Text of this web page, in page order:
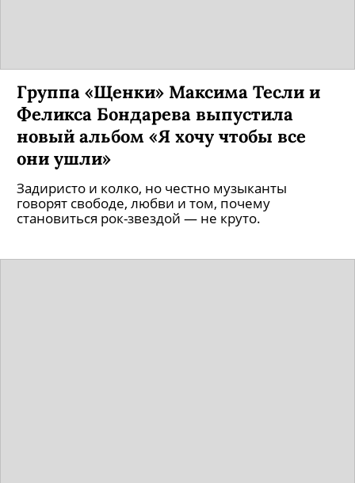
Группа «Щенки» Максима Тесли и
Феликса Бондарева выпустила
новый альбом «Я хочу чтобы все
они ушли»
Задиристо и колко, но честно музыканты
говорят свободе, любви и том, почему
становиться рок-звездой — не круто.